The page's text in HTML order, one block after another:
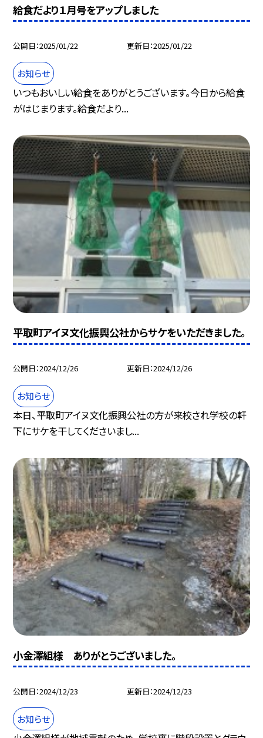
給食だより１月号をアップしました
公開日 2025/01/22 更新日 2025/01/22
お知らせ
いつもおいしい給食をありがとうございます。今日から給食
がはじまります。給食だより...
平取町アイヌ文化振興公社からサケをいただきました。
公開日 2024/12/26 更新日 2024/12/26
お知らせ
本日、平取町アイヌ文化振興公社の方が来校され学校の軒
下にサケを干してくださいまし...
小金澤組様 ありがとうございました。
公開日 2024/12/23 更新日 2024/12/23
お知らせ